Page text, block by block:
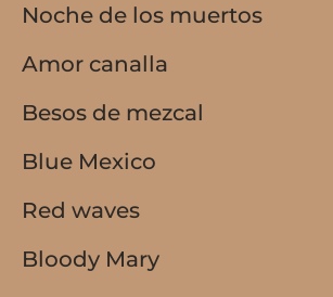
Noche de los muertos
Amor canalla
Besos de mezcal
Blue Mexico
Red waves
Bloody Mary